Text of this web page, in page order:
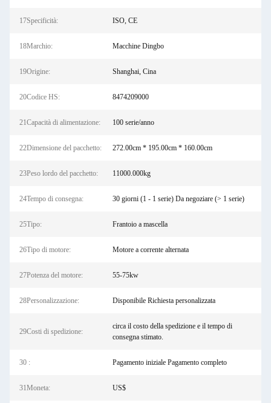
17Specificità: ISO, CE
18Marchio: Macchine Dingbo
19Origine: Shanghai, Cina
20Codice HS: 8474209000
21Capacità di alimentazione: 100 serie/anno
22Dimensione del pacchetto: 272.00cm * 195.00cm * 160.00cm
23Peso lordo del pacchetto: 11000.000kg
24Tempo di consegna: 30 giorni (1 - 1 serie) Da negoziare (> 1 serie)
25Tipo: Frantoio a mascella
26Tipo di motore: Motore a corrente alternata
27Potenza del motore: 55-75kw
28Personalizzazione: Disponibile Richiesta personalizzata
29Costi di spedizione:
circa il costo della spedizione e il tempo di
consegna stimato.
30 : Pagamento iniziale Pagamento completo
31Moneta: US$